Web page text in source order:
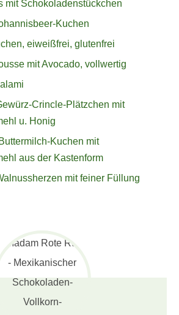
mit Schokoladenstückchen
Kuchen
eiweißfrei, glutenfrei
mit Avocado, vollwertig
Crincle-Plätzchen mit
u. Honig
Kuchen mit
aus der Kastenform
mit feiner Füllung